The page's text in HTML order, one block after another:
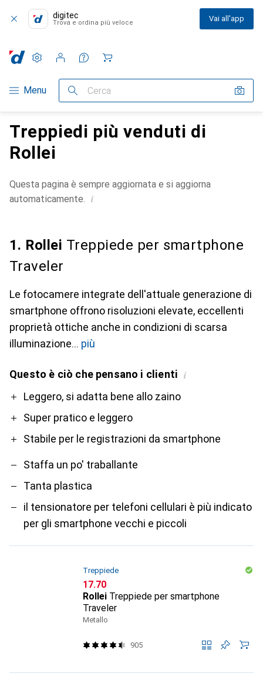
digitec
Trova e ordina più veloce Vai all'app
Categoria Navigazione
Menu Cerca
Impostazioni
Conto cliente
Liste di confronto
Liste dei desideri
Carrello
Treppiedi più venduti di
Rollei
Questa pagina è sempre aggiornata e si aggiorna
automaticamente. i
1. Rollei Treppiede per smartphone
Traveler
Le fotocamere integrate dell'attuale generazione di
smartphone offrono risoluzioni elevate, eccellenti
proprietà ottiche anche in condizioni di scarsa
illuminazione
più
Questo è ciò che pensano i clienti i
ProLeggero, si adatta bene allo zaino
Super pratico e leggero
Stabile per le registrazioni da smartphone
Contro
Staffa un po' traballante
Tanta plastica
il tensionatore per telefoni cellulari è più indicato
per gli smartphone vecchi e piccoli
Treppiede
CHF
17.70
Rollei Treppiede per smartphone
Traveler
Metallo
905